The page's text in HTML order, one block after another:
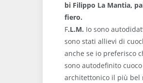
bi Filippo La Mantia,
fiero.
F.L.M. Io sono
sono stati allievi di
anche se io preferisco
sono autodefinito
architettonico il più bel